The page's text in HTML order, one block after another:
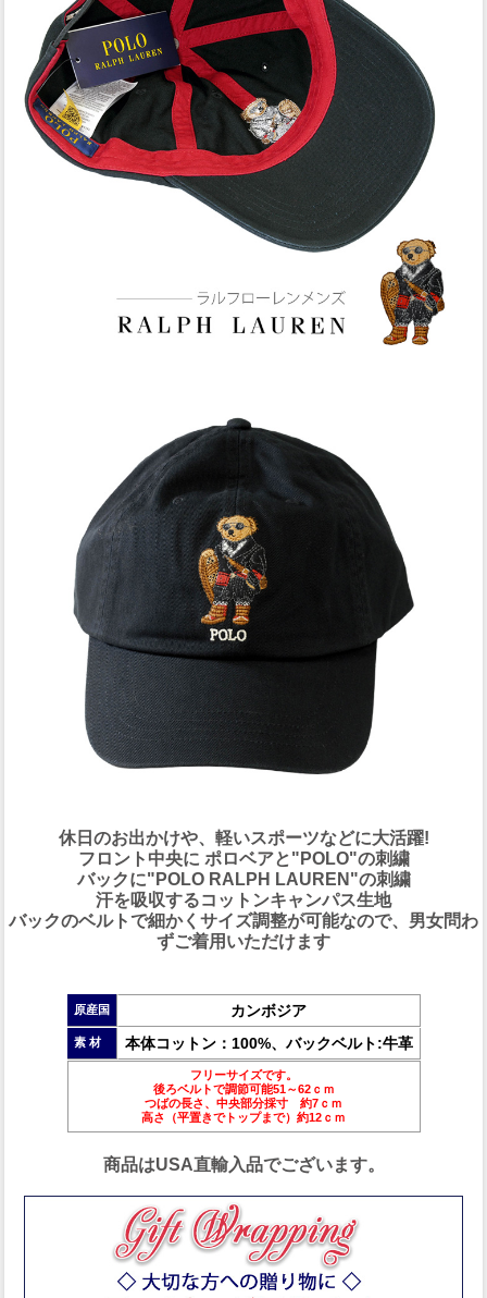
休日のお出かけや、軽いスポーツなどに大活躍!
フロント中央に ポロベアと"POLO"の刺繍
バックに"POLO RALPH LAUREN"の刺繍
汗を吸収するコットンキャンパス生地
バックのベルトで細かくサイズ調整が可能なので、男女問わ
ずご着用いただけます
原産国 カンボジア
素 材 本体コットン：100%、バックベルト:牛革
フリーサイズです。
後ろベルトで調節可能51～62ｃｍ
つばの長さ、中央部分採寸 約7ｃｍ
高さ（平置きでトップまで）約12ｃｍ
商品はUSA直輸入品でございます。